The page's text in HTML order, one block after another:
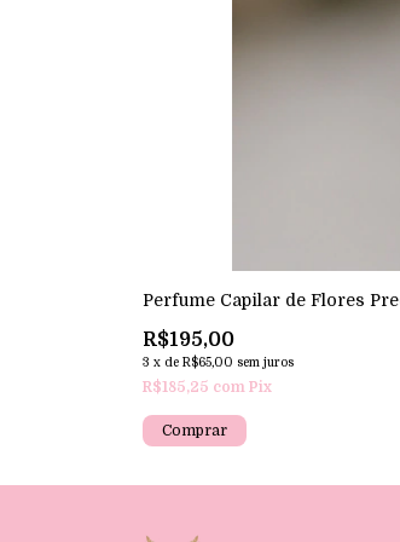
Perfume Capilar de Flores
R$195,00
3 x de R$65,00 sem juros
R$185,25 com Pix